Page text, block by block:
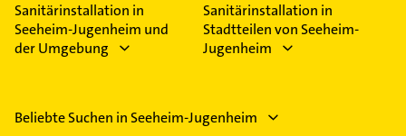
Sanitärinstallation in
Seeheim-Jugenheim und
der Umgebung
Sanitärinstallation in
Stadtteilen von Seeheim-
Jugenheim
Beliebte Suchen in Seeheim-Jugenheim